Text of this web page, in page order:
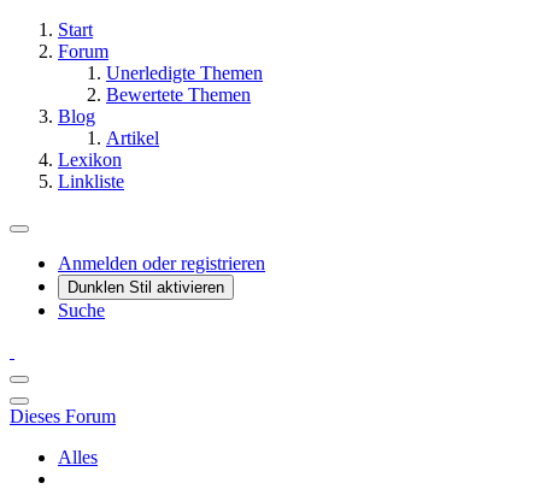
Start
Forum
Unerledigte Themen
Bewertete Themen
Blog
Artikel
Lexikon
Linkliste
Anmelden oder registrieren
Dunklen Stil aktivieren
Suche
Dieses Forum
Alles